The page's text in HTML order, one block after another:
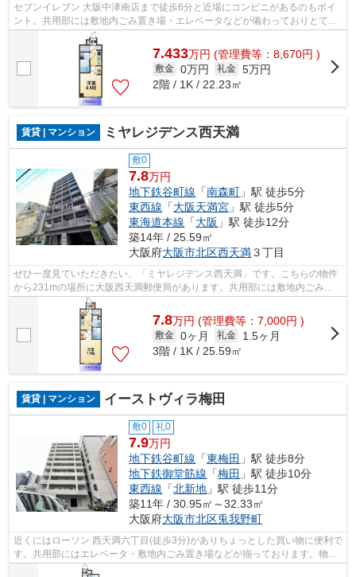
セブンイレブン 大阪中津南店まで徒歩6分と近場にコンビニがあるのもポイ
ント。共用部には敷地内ごみ置き場・エレベータなどが備わっておりとても
充実しています。しっかりとした造り...
7.433万円 (管理費等：8,670円 )
敷金 0万円 礼金 5万円
2階 / 1K / 22.23㎡
賃貸 | マンション ミヤレジデンス西天満
敷0
7.8万円
地下鉄谷町線 「南森町 」駅 徒歩5分
東西線 「大阪天満宮 」駅 徒歩5分
東海道本線 「大阪 」駅 徒歩12分
築14年 / 25.59㎡
大阪府大阪市北区西天満３丁目
ぜひ一度見ていただきたい、「ミヤレジデンス西天満」です。こちらの物件
から231mの場所に大阪西天満郵便局があります。共用部には敷地内ごみ置
き場・エレベータなどが揃っております...
7.8万円 (管理費等：7,000円 )
敷金 0ヶ月 礼金
1.5ヶ月
3階 / 1K / 25.59㎡
賃貸 | マンション イーストヴィラ梅田
敷0 礼0
7.9万円
地下鉄谷町線 「東梅田 」駅 徒歩8分
地下鉄御堂筋線 「梅田 」駅 徒歩10分
東西線 「北新地 」駅 徒歩11分
築11年 / 30.95㎡～32.33㎡
大阪府大阪市北区兎我野町
近くにはローソン 西天満六丁目(徒歩3分)がありちょっとした買い物に便利で
す。共用部にはエレベータ・敷地内ごみ置き場などが揃っております。物件
から駐車場までの距離は400mです。...